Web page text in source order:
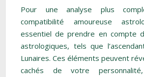
Pour une analyse plus
compatibilité amoureuse
essentiel de prendre en compte
astrologiques, tels que
Lunaires. Ces éléments peuvent
cachés de votre